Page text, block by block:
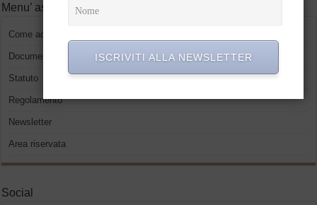
Menu’ associati
Come accedere
Documenti
Statuto
Regolamento
Newsletter
Area riservata
Social
ISCRIVITI ALLA NEWSLETTER